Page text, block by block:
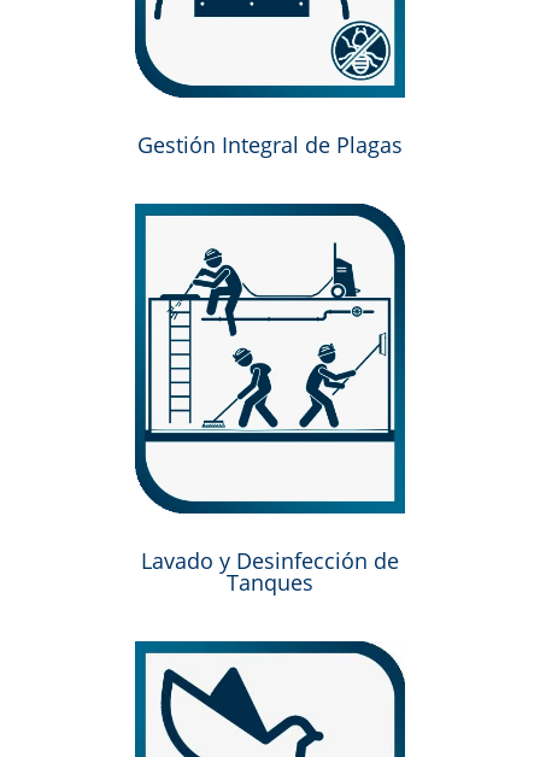
Gestión Integral de Plagas
Lavado y Desinfección de
Tanques